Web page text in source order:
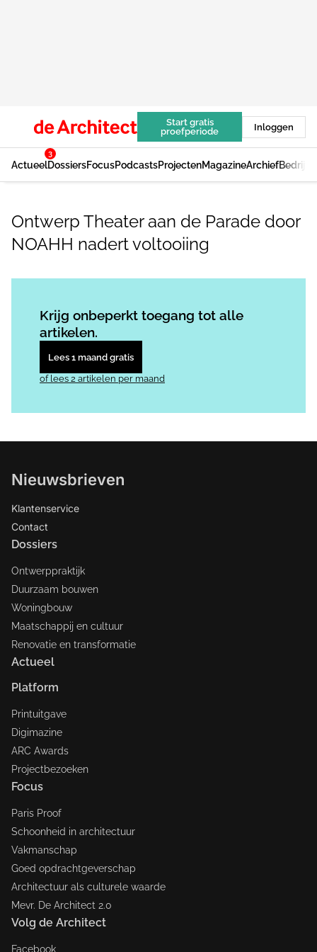
Start gratis
proefperiode
Inloggen
Actueel
3
DossiersFocusPodcastsProjectenMagazineArchief
Ontwerp Theater aan de Parade door
NOAHH nadert voltooiing
Krijg onbeperkt toegang tot alle
artikelen.
Lees 1 maand gratis
of lees 2 artikelen per maand
Nieuwsbrieven
Klantenservice
Contact
Dossiers
Ontwerppraktijk
Duurzaam bouwen
Woningbouw
Maatschappij en cultuur
Renovatie en transformatie
Actueel
Platform
Printuitgave
Digimazine
ARC Awards
Projectbezoeken
Focus
Paris Proof
Schoonheid in architectuur
Vakmanschap
Goed opdrachtgeverschap
Architectuur als culturele waarde
Mevr. De Architect 2.0
Volg de Architect
Facebook